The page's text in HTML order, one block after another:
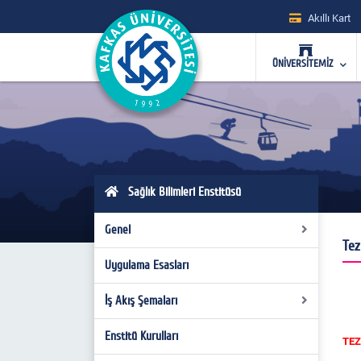
Akıllı Kart
ÜNİVERSİTEMİZ
Sağlık Bilimleri Enstitüsü
Genel
İdari
Tarihçe
Misyon-Vizyon
Uygulama Esasları
İş Akış Şemaları
İş Akış Şemaları
Enstitü Kurulları